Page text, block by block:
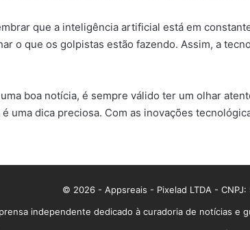
que a inteligência artificial está em
o que os golpistas estão fazendo. Assim, a
boa notícia, é sempre válido ter um olhar
uma dica preciosa. Com as inovações
© 2026 - Appsreais - Pixelad LTDA -
independente dedicado à curadoria de notícias e